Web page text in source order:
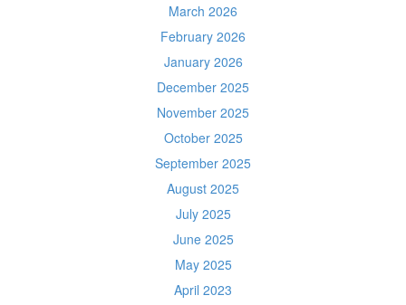
March 2026
February 2026
January 2026
December 2025
November 2025
October 2025
September 2025
August 2025
July 2025
June 2025
May 2025
April 2023